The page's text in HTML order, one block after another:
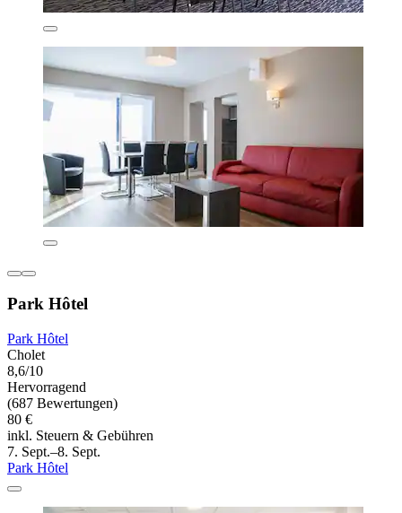
Park Hôtel
Park Hôtel
Cholet
8,6/10
Hervorragend
(687 Bewertungen)
80 €
inkl. Steuern & Gebühren
7. Sept.–8. Sept.
Park Hôtel